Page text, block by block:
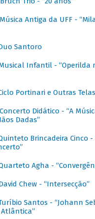
Música Antiga da UFF -
Santoro
Infantil - “Operilda
Portinari e Outras
Concerto Didático - “A
Dadas”
Brincadeira Cinco -
Agha -
Chew - “Intersecção”
Santos - “Johann